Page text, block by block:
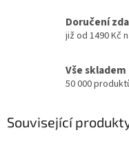
Doručení
již od 1490 Kč
Vše skladem
50 000
Související